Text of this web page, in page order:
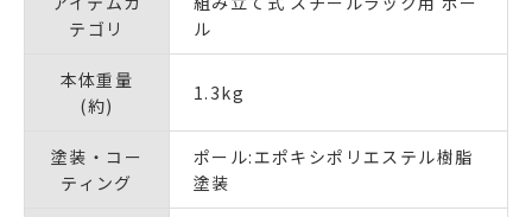
テゴリ
ル
本体重量
(約)
1.3kg
塗装・コー
ティング
ポール:エポキシポリエステル樹脂
塗装